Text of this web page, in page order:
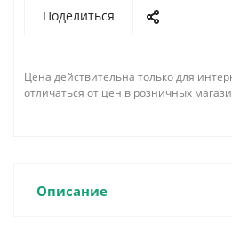
Поделиться
Цена действительна только для
отличаться от цен в розничных
Описание